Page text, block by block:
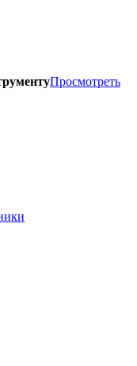
Просмотреть